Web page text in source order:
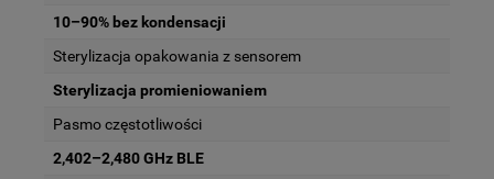
10–90% bez kondensacji
Sterylizacja opakowania z sensorem
Sterylizacja promieniowaniem
Pasmo częstotliwości
2,402–2,480 GHz BLE